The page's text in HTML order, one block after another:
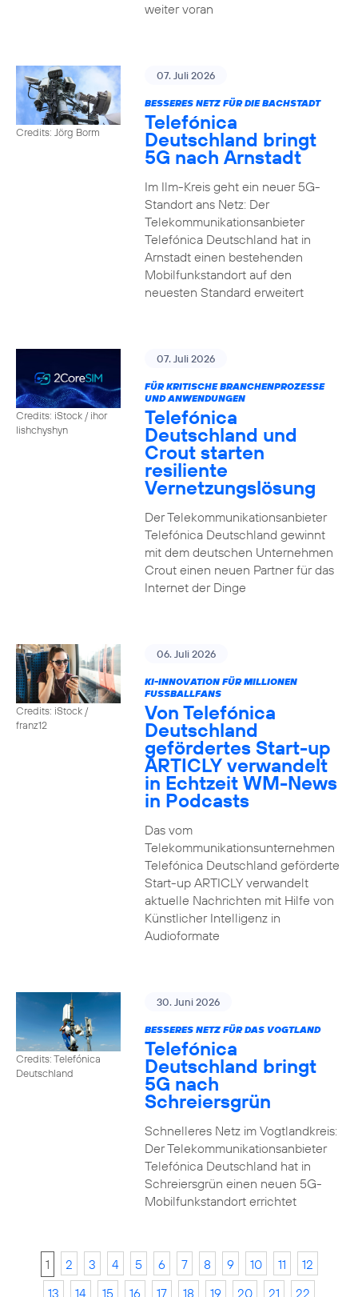
weiter voran
Credits: Jörg Borm
07. Juli 2026
BESSERES NETZ FÜR DIE BACHSTADT
Telefónica
Deutschland bringt
5G nach Arnstadt
Im Ilm-Kreis geht ein neuer 5G-
Standort ans Netz: Der
Telekommunikationsanbieter
Telefónica Deutschland hat in
Arnstadt einen bestehenden
Mobilfunkstandort auf den
neuesten Standard erweitert
Credits: iStock / ihor
lishchyshyn
07. Juli 2026
FÜR KRITISCHE BRANCHENPROZESSE
UND ANWENDUNGEN
Telefónica
Deutschland und
Crout starten
resiliente
Vernetzungslösung
Der Telekommunikationsanbieter
Telefónica Deutschland gewinnt
mit dem deutschen Unternehmen
Crout einen neuen Partner für das
Internet der Dinge
Credits: iStock /
franz12
06. Juli 2026
KI-INNOVATION FÜR MILLIONEN
FUSSBALLFANS
Von Telefónica
Deutschland
gefördertes Start-up
ARTICLY verwandelt
in Echtzeit WM-News
in Podcasts
Das vom
Telekommunikationsunternehmen
Telefónica Deutschland geförderte
Start-up ARTICLY verwandelt
aktuelle Nachrichten mit Hilfe von
Künstlicher Intelligenz in
Audioformate
Credits: Telefónica
Deutschland
30. Juni 2026
BESSERES NETZ FÜR DAS VOGTLAND
Telefónica
Deutschland bringt
5G nach
Schreiersgrün
Schnelleres Netz im Vogtlandkreis:
Der Telekommunikationsanbieter
Telefónica Deutschland hat in
Schreiersgrün einen neuen 5G-
Mobilfunkstandort errichtet
1 2 3 4 5 6 7 8 9 10 11
12
13
14 15 16 17 18 19 20 21 22